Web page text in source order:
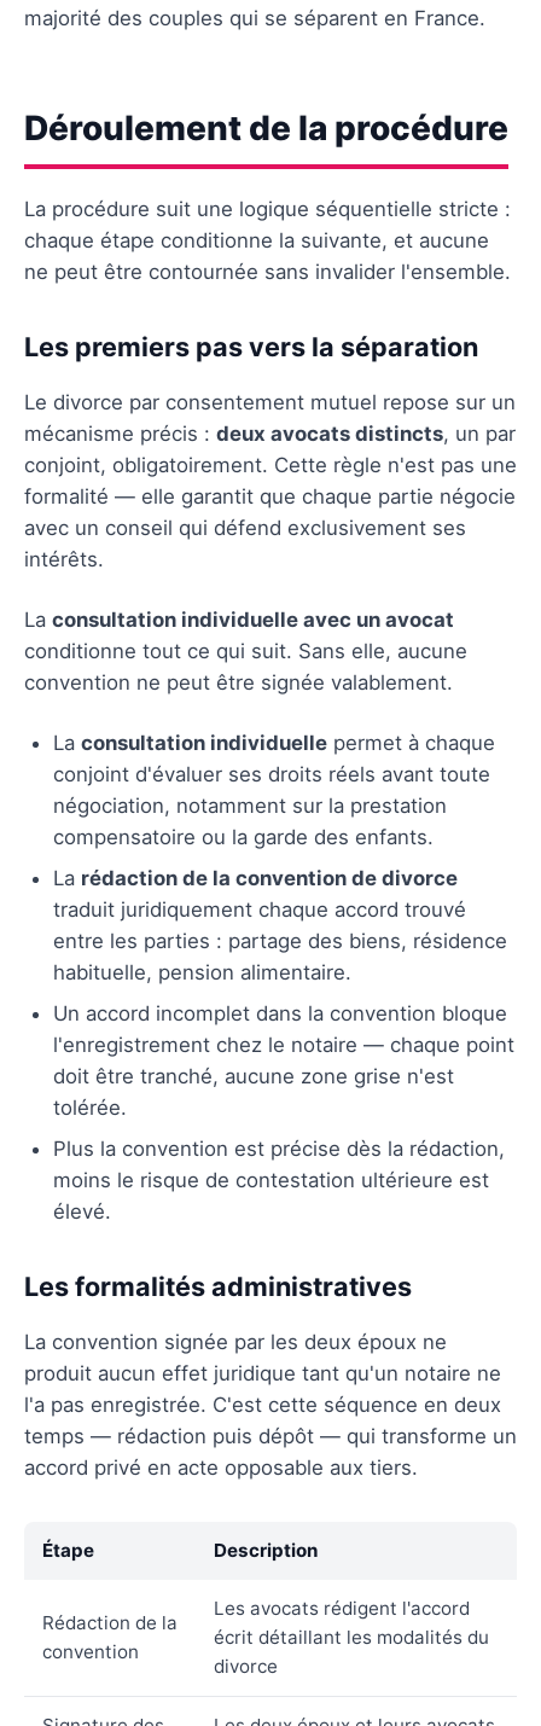
majorité des couples qui se séparent en France.
Déroulement de la procédure
La procédure suit une logique séquentielle stricte :
chaque étape conditionne la suivante, et aucune
ne peut être contournée sans invalider l'ensemble.
Les premiers pas vers la séparation
Le divorce par consentement mutuel repose sur un
mécanisme précis : deux avocats distincts, un par
conjoint, obligatoirement. Cette règle n'est pas une
formalité — elle garantit que chaque partie négocie
avec un conseil qui défend exclusivement ses
intérêts.
La consultation individuelle avec un avocat
conditionne tout ce qui suit. Sans elle, aucune
convention ne peut être signée valablement.
La consultation individuelle permet à chaque
conjoint d'évaluer ses droits réels avant toute
négociation, notamment sur la prestation
compensatoire ou la garde des enfants.
La rédaction de la convention de divorce
traduit juridiquement chaque accord trouvé
entre les parties : partage des biens, résidence
habituelle, pension alimentaire.
Un accord incomplet dans la convention bloque
l'enregistrement chez le notaire — chaque point
doit être tranché, aucune zone grise n'est
tolérée.
Plus la convention est précise dès la rédaction,
moins le risque de contestation ultérieure est
élevé.
Les formalités administratives
La convention signée par les deux époux ne
produit aucun effet juridique tant qu'un notaire ne
l'a pas enregistrée. C'est cette séquence en deux
temps — rédaction puis dépôt — qui transforme un
accord privé en acte opposable aux tiers.
Étape Description
Rédaction de la
convention
Les avocats rédigent l'accord
écrit détaillant les modalités du
divorce